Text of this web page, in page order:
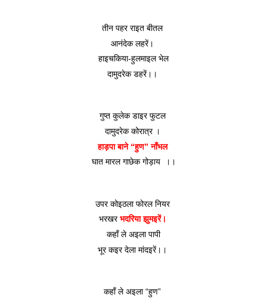
तीन पहर राइत बीतल
आनंदेक लहरें।
हाइचकिया-हुलमाइल भेल
दामुदरेक डहरें।।
गुप्त कुलेक डाइर फुटल
दामुदरेक कोरात्र ।
हाड़पा बाने “हुण” नाँभल
घात मारल गाछेक गोड़ाय  ।।
उपर कोइठला फोरल नियर
भरखर भदरिया झुमइरें।
कहाँ ले अइला पापी
भूर कइर देला मांदइरें।।
कहाँ ले अइला “हुण”